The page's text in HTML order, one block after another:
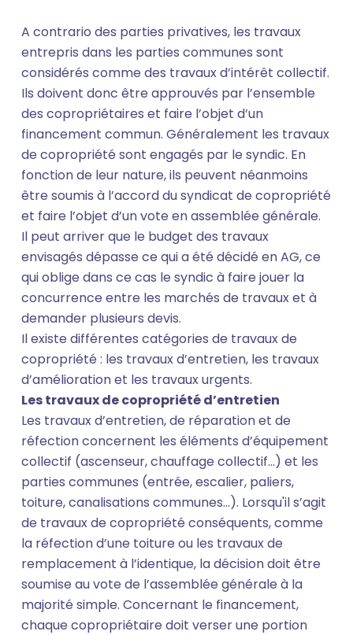
A contrario des parties privatives, les travaux
entrepris dans les parties communes sont
considérés comme des travaux d’intérêt collectif.
Ils doivent donc être approuvés par l’ensemble
des copropriétaires et faire l’objet d’un
financement commun. Généralement les travaux
de copropriété sont engagés par le syndic. En
fonction de leur nature, ils peuvent néanmoins
être soumis à l’accord du syndicat de copropriété
et faire l’objet d’un vote en assemblée générale.
Il peut arriver que le budget des travaux
envisagés dépasse ce qui a été décidé en AG, ce
qui oblige dans ce cas le syndic à faire jouer la
concurrence entre les marchés de travaux et à
demander plusieurs devis.
Il existe différentes catégories de travaux de
copropriété : les travaux d’entretien, les travaux
d’amélioration et les travaux urgents.
Les travaux de copropriété d’entretien
Les travaux d’entretien, de réparation et de
réfection concernent les éléments d’équipement
collectif (ascenseur, chauffage collectif…) et les
parties communes (entrée, escalier, paliers,
toiture, canalisations communes…). Lorsqu'il s’agit
de travaux de copropriété conséquents, comme
la réfection d’une toiture ou les travaux de
remplacement à l’identique, la décision doit être
soumise au vote de l’assemblée générale à la
majorité simple. Concernant le financement,
chaque copropriétaire doit verser une portion